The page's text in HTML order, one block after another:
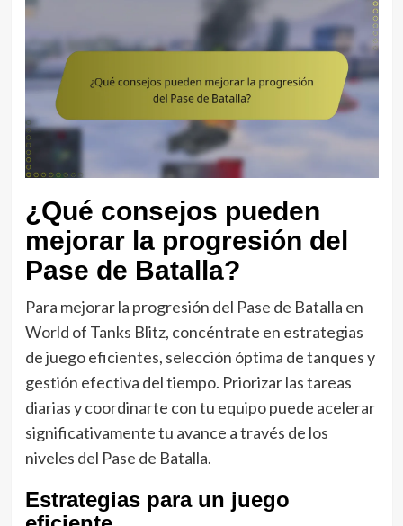
¿Qué consejos pueden
mejorar la progresión del
Pase de Batalla?
Para mejorar la progresión del Pase de Batalla en
World of Tanks Blitz, concéntrate en estrategias
de juego eficientes, selección óptima de tanques y
gestión efectiva del tiempo. Priorizar las tareas
diarias y coordinarte con tu equipo puede acelerar
significativamente tu avance a través de los
niveles del Pase de Batalla.
Estrategias para un juego